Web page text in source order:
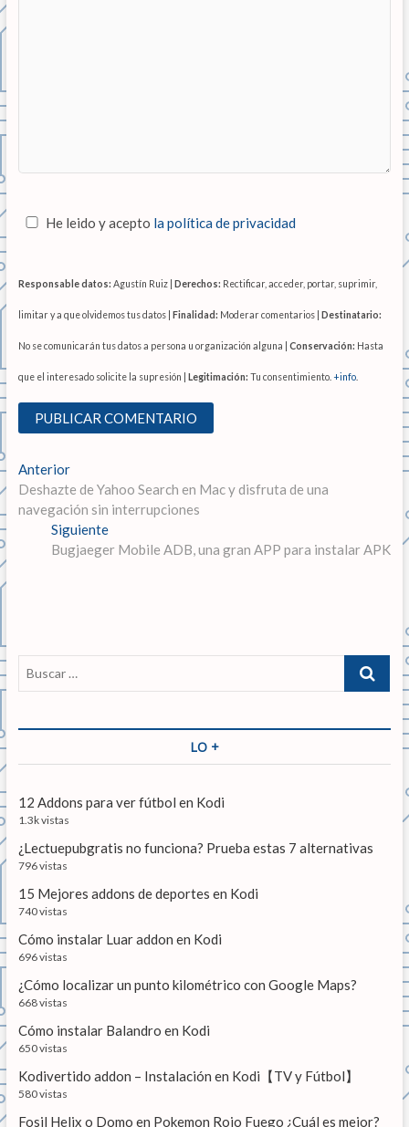
He leido y acepto la política de privacidad
Responsable datos: Agustín Ruiz | Derechos: Rectificar, acceder, portar, suprimir,
limitar y a que olvidemos tus datos | Finalidad: Moderar comentarios | Destinatario:
No se comunicarán tus datos a persona u organización alguna | Conservación: Hasta
que el interesado solicite la supresión | Legitimación: Tu consentimiento. +info.
N
a
c
n
d
e
e
n
t
r
a
d
a
s
AnteriorE
n
t
r
a
r
o
:
Deshazte de Yahoo Search en Mac y disfruta de una
navegación sin interrupciones
Siguiente
n
i
u
e
t
:
Bugjaeger Mobile ADB, una gran APP para instalar APK
c
r
LO +
12 Addons para ver fútbol en Kodi
1.3k vistas
¿Lectuepubgratis no funciona? Prueba estas 7 alternativas
796 vistas
15 Mejores addons de deportes en Kodi
740 vistas
Cómo instalar Luar addon en Kodi
696 vistas
¿Cómo localizar un punto kilométrico con Google Maps?
668 vistas
Cómo instalar Balandro en Kodi
650 vistas
Kodivertido addon – Instalación en Kodi【TV y Fútbol】
580 vistas
Fosil Helix o Domo en Pokemon Rojo Fuego ¿Cuál es mejor?